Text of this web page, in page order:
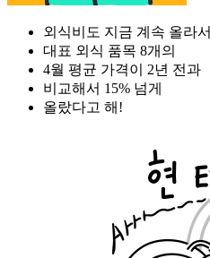
외식비도 지금 계속 올라서
대표 외식 품목 8개의
4월 평균 가격이 2년 전과
비교해서 15% 넘게
올랐다고 해!